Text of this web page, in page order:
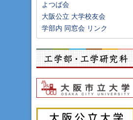
よつば会
大阪公立 大学校友会
学部内 同窓会 リンク